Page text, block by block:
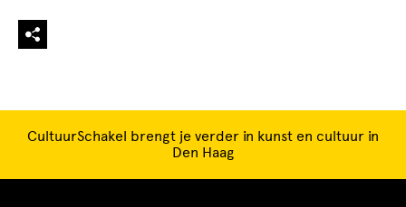
CultuurSchakel brengt je verder in kunst en cultuur in
Den Haag